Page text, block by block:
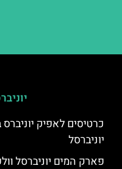
כרטיסים לאפיק
יוניברסל